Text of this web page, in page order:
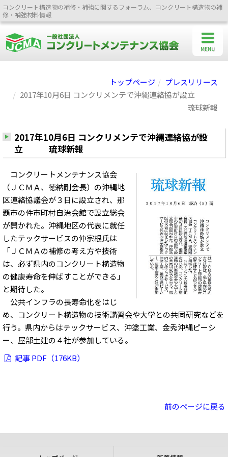
コンクリート構造物の補修・補強に関するフォーラム、コンクリート構造物の補
修・補強材料情報
トップページ
プレスリリース
2017年10月6日 コンクリメンテで沖縄連絡協が設立
琉球新報
2017年10月6日 コンクリメンテで沖縄連絡協が設
立 琉球新報
コンクリートメンテナンス協会
（ＪＣＭＡ、徳納剛会長）の沖縄地
区連絡協議会が３日に設立され、那
覇市の件市町村自治会館で設立総会
が開かれた。沖縄地区の代表に就任
したテックサービスの仲宗根氏は
「ＪＣＭＡの補修の考え方や技術
は、必ず県内のコンクリート構造物
の健康寿命を伸ばすことができる」
と期待した。
公共インフラの長寿命化をはじ
め、コンクリート構造物の技術講習会や大学との共同研究などを
行う。県内からはテックサービス、沖塗工業、金秀沖縄ピーシ
ー、屋部土建の４社が参加している。
記事 PDF（176KB）
前のページに戻る
MENU